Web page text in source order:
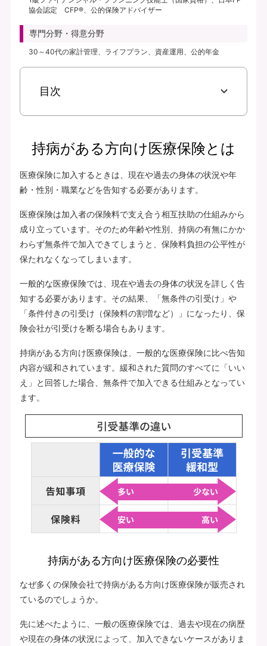
協会認定 CFP®、公的保険アドバイザー
専門分野・得意分野
30～40代の家計管理、ライフプラン、資産運用、公的年金
目次
持病がある方向け医療保険とは
医療保険に加入するときは、現在や過去の身体の状況や年
齢・性別・職業などを告知する必要があります。
医療保険は加入者の保険料で支え合う相互扶助の仕組みから
成り立っています。そのため年齢や性別、持病の有無にかか
わらず無条件で加入できてしまうと、保険料負担の公平性が
保たれなくなってしまいます。
一般的な医療保険では、現在や過去の身体の状況を詳しく告
知する必要があります。その結果、「無条件の引受け」や
「条件付きの引受け（保険料の割増など）」になったり、保
険会社が引受けを断る場合もあります。
持病がある方向け医療保険は、一般的な医療保険に比べ告知
内容が緩和されています。緩和された質問のすべてに「いい
え」と回答した場合、無条件で加入できる仕組みとなってい
ます。
持病がある方向け医療保険の必要性
なぜ多くの保険会社で持病がある方向け医療保険が販売され
ているのでしょうか。
先に述べたように、一般の医療保険では、過去や現在の病歴
や現在の身体の状況によって、加入できないケースがありま